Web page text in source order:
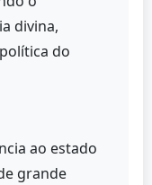
divina,
do
ao estado
grande